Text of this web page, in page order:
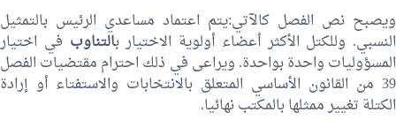
ويصبح نص الفصل كالآتي:يتم اعتماد مساعدي الرئيس بالتمثيل
النسبي. وللكتل الأكثر أعضاء أولوية الاختيار بالتناوب في اختيار
المسؤوليات واحدة بواحدة. ويراعى في ذلك احترام مقتضيات الفصل
39 من القانون الأساسي المتعلق بالانتخابات والاستفتاء أو إرادة
الكتلة تغيير ممثلها بالمكتب نهائيا.